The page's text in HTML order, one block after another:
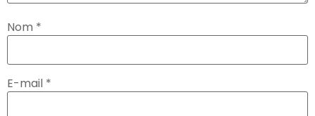
Nom *
E-mail *